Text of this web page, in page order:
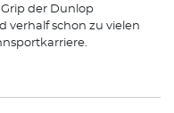
der Dunlop
verhalf schon zu vielen